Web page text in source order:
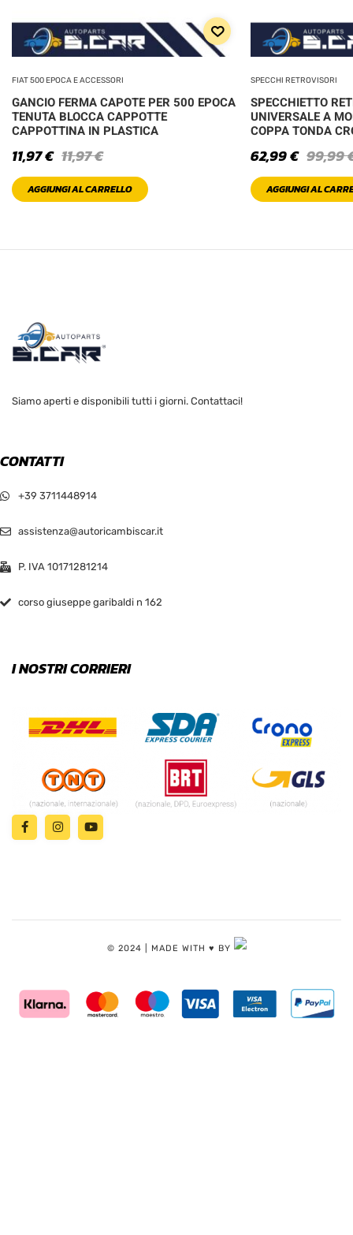
FIAT 500 EPOCA E ACCESSORI
GANCIO FERMA CAPOTE PER 500 EPOCA
TENUTA BLOCCA CAPPOTTE
CAPPOTTINA IN PLASTICA
11,97€
11,97€
AGGIUNGI AL CARRELLO
SPECCHI RETROVISORI
SPECCHIETTO
UNIVERSALE A
COPPA TONDA
99,99
62,99€
AGGIUNGI AL
Siamo aperti e disponibili tutti i giorni. Contattaci!
CONTATTI
+39 3711448914
assistenza@autoricambiscar.it
P. IVA 10171281214
corso giuseppe garibaldi n 162
I NOSTRI CORRIERI
© 2024 | MADE WITH ♥️ BY